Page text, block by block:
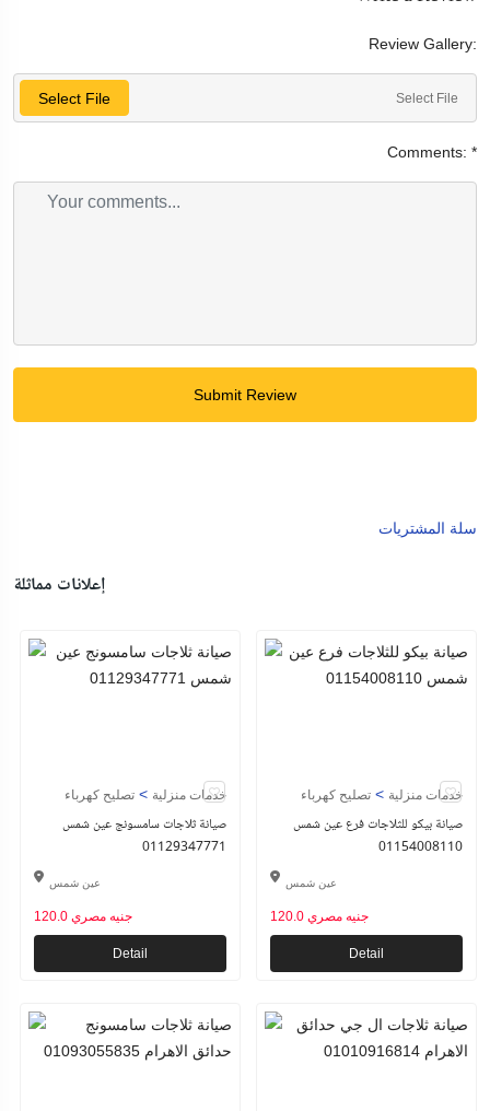
Review Gallery:
Select File Select File
Comments: *
Submit Review
سلة المشتريات
إعلانات مماثلة
خدمات منزلية > تصليح كهرباء
صيانة ثلاجات سامسونج عين شمس
01129347771
عين شمس
120.0 جنيه مصري
Detail
خدمات منزلية > تصليح كهرباء
صيانة بيكو للثلاجات فرع عين شمس
01154008110
عين شمس
120.0 جنيه مصري
Detail